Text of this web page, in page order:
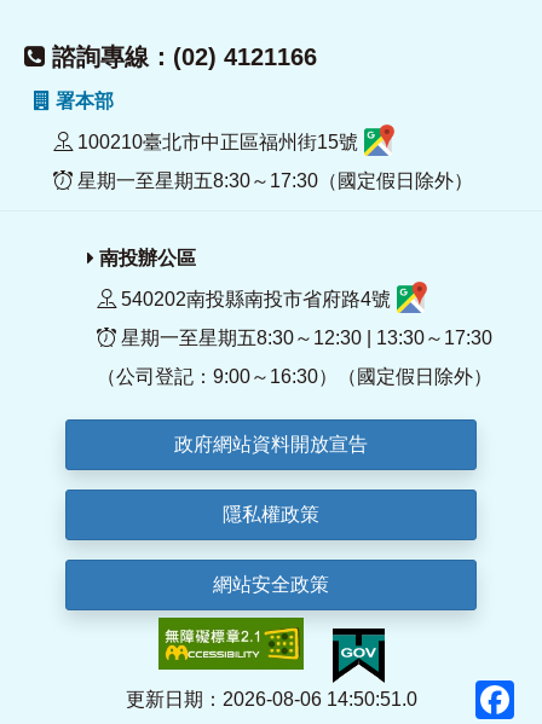
諮詢專線：(02) 4121166
署本部
100210臺北市中正區福州街15號
星期一至星期五8:30～17:30（國定假日除外）
南投辦公區
540202南投縣南投市省府路4號
星期一至星期五8:30～12:30 | 13:30～17:30
（公司登記：9:00～16:30）（國定假日除外）
政府網站資料開放宣告
隱私權政策
網站安全政策
更新日期：2026-08-06 14:50:51.0